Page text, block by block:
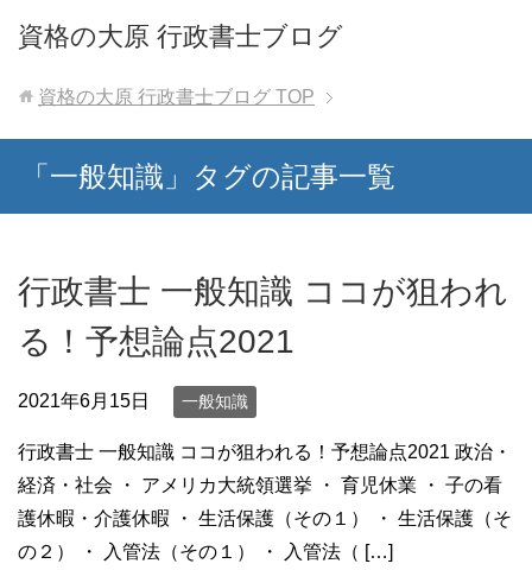
資格の大原 行政書士ブログ
資格の大原 行政書士ブログ TOP
「一般知識」タグの記事一覧
行政書士 一般知識 ココが狙われ
る！予想論点2021
2021年6月15日 一般知識
行政書士 一般知識 ココが狙われる！予想論点2021 政治・
経済・社会 ・ アメリカ大統領選挙 ・ 育児休業 ・ 子の看
護休暇・介護休暇 ・ 生活保護（その１） ・ 生活保護（そ
の２） ・ 入管法（その１） ・ 入管法（ […]